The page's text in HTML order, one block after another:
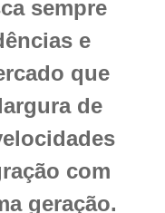
sempre
e
que
de
com
geração.